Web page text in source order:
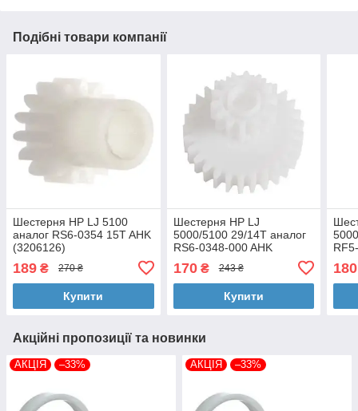
Подібні товари компанії
Шестерня HP LJ 5100
аналог RS6-0354 15T AHK
(3206126)
189 ₴ 270 ₴
Купити
Шестерня HP LJ
5000/5100 29/14Т аналог
RS6-0348-000 AHK
170₴ 243 ₴
Купити
180
Акційні пропозиції та новинки
АКЦІЯ –33% АКЦІЯ –33%